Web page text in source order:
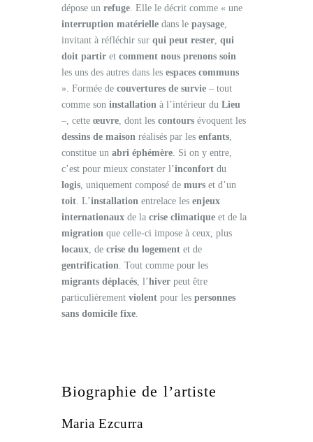
dépose un refuge. Elle le décrit comme « une
interruption matérielledans le paysage,
invitant à réfléchir sur qui peut rester, qui
doit partiret comment nous prenons soin
les uns des autres dans les espaces communs
». Formée de couvertures de survie– tout
comme son installationà l’intérieur du Lieu
–, cette œuvre, dont les contoursévoquent les
dessins de maisonréalisés par les enfants,
constitue un abri éphémère. Si on y entre,
c’est pour mieux constater l’inconfortdu
logis, uniquement composé de murset d’un
toit. L’installationentrelace les enjeux
internationauxde la crise climatiqueet de la
migrationque celle-ci impose à ceux, plus
locaux, de crise du logementet de
gentrification. Tout comme pour les
migrants déplacés, l’hiverpeut être
particulièrement violentpour les personnes
sans domicile fixe.
Biographie de l’artiste
Maria Ezcurra